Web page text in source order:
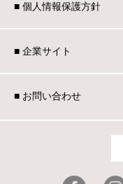
■ 個人情報保護方針
■ 企業サイト
■ お問い合わせ